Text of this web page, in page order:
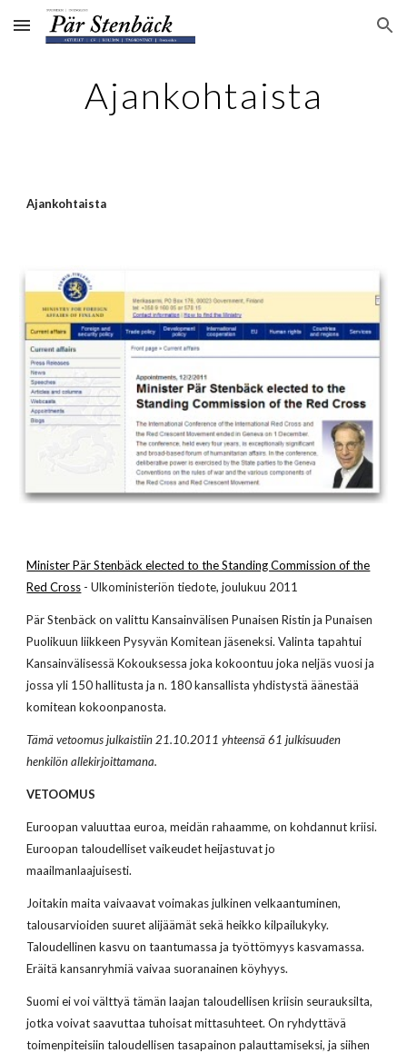
Skip to main content Skip to navigation
Ajankohtaista
Ajankohtaista
Minister Pär Stenbäck elected to the Standing Commission of the
Red Cross - Ulkoministeriön tiedote, joulukuu 2011
Pär Stenbäck on valittu Kansainvälisen Punaisen Ristin ja Punaisen
Puolikuun liikkeen Pysyvän Komitean jäseneksi. Valinta tapahtui
Kansainvälisessä Kokouksessa joka kokoontuu joka neljäs vuosi ja
jossa yli 150 hallitusta ja n. 180 kansallista yhdistystä äänestää
komitean kokoonpanosta.
Tämä vetoomus julkaistiin 21.10.2011 yhteensä 61 julkisuuden
henkilön allekirjoittamana.
VETOOMUS
Euroopan valuuttaa euroa, meidän rahaamme, on kohdannut kriisi.
Euroopan taloudelliset vaikeudet heijastuvat jo
maailmanlaajuisesti.
Joitakin maita vaivaavat voimakas julkinen velkaantuminen,
talousarvioiden suuret alijäämät sekä heikko kilpailukyky.
Taloudellinen kasvu on taantumassa ja työttömyys kasvamassa.
Eräitä kansanryhmiä vaivaa suoranainen köyhyys.
Suomi ei voi välttyä tämän laajan taloudellisen kriisin seurauksilta,
jotka voivat saavuttaa tuhoisat mittasuhteet. On ryhdyttävä
toimenpiteisiin taloudellisen tasapainon palauttamiseksi, ja siihen